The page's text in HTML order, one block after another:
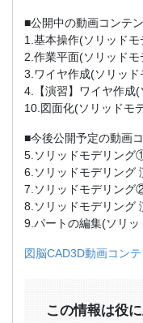
■公開中の動画コンテ
1.基本操作(ソリッドモ
2.作業平面(ソリッドモ
3.ワイヤ作成(ソリッド
4.【演習】ワイヤ作成
10.図面化(ソリッドモ
■今後公開予定の動画
5.ソリッドモデリング
6.ソリッドモデリング
7.ソリッドモデリング
8.ソリッドモデリング
9.パートの編集(ソリ
図脳CAD3D動画コン
この情報は役